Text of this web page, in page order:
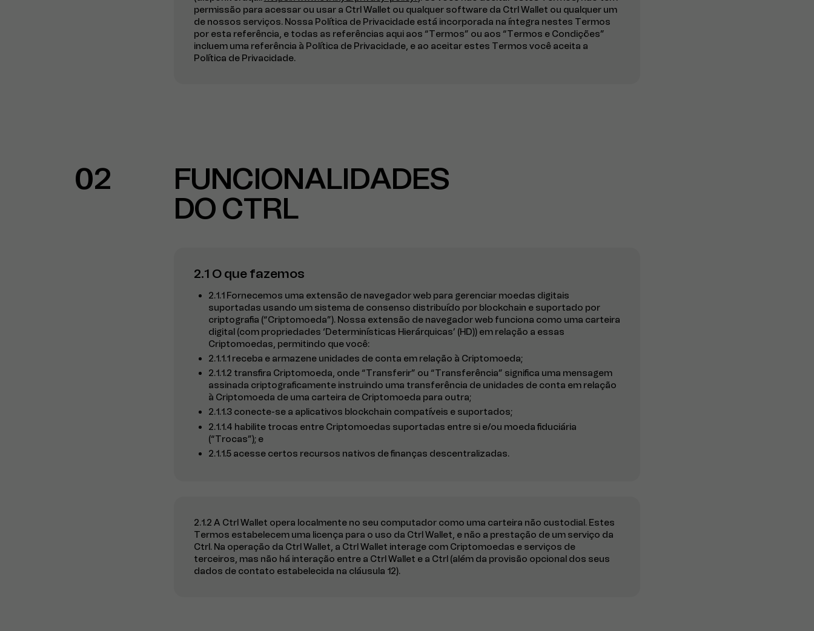
permissão para acessar ou usar a Ctrl Wallet ou qualquer software da Ctrl Wallet ou qualquer um
de nossos serviços. Nossa Política de Privacidade está incorporada na íntegra nestes Termos
por esta referência, e todas as referências aqui aos “Termos” ou aos “Termos e Condições”
incluem uma referência à Política de Privacidade, e ao aceitar estes Termos você aceita a
Política de Privacidade.
02
FUNCIONALIDADES
DO CTRL
2.1 O que fazemos
2.1.1 Fornecemos uma extensão de navegador web para gerenciar moedas digitais
suportadas usando um sistema de consenso distribuído por blockchain e suportado por
criptografia (“Criptomoeda”). Nossa extensão de navegador web funciona como uma carteira
digital (com propriedades ‘Determinísticas Hierárquicas’ (HD)) em relação a essas
Criptomoedas, permitindo que você:
2.1.1.1 receba e armazene unidades de conta em relação à Criptomoeda;
2.1.1.2 transfira Criptomoeda, onde “Transferir” ou “Transferência” significa uma mensagem
assinada criptograficamente instruindo uma transferência de unidades de conta em relação
à Criptomoeda de uma carteira de Criptomoeda para outra;
2.1.1.3 conecte-se a aplicativos blockchain compatíveis e suportados;
2.1.1.4 habilite trocas entre Criptomoedas suportadas entre si e/ou moeda fiduciária
(“Trocas”); e
2.1.1.5 acesse certos recursos nativos de finanças descentralizadas.
2.1.2 A Ctrl Wallet opera localmente no seu computador como uma carteira não custodial. Estes
Termos estabelecem uma licença para o uso da Ctrl Wallet, e não a prestação de um serviço da
Ctrl. Na operação da Ctrl Wallet, a Ctrl Wallet interage com Criptomoedas e serviços de
terceiros, mas não há interação entre a Ctrl Wallet e a Ctrl (além da provisão opcional dos seus
dados de contato estabelecida na cláusula 12).